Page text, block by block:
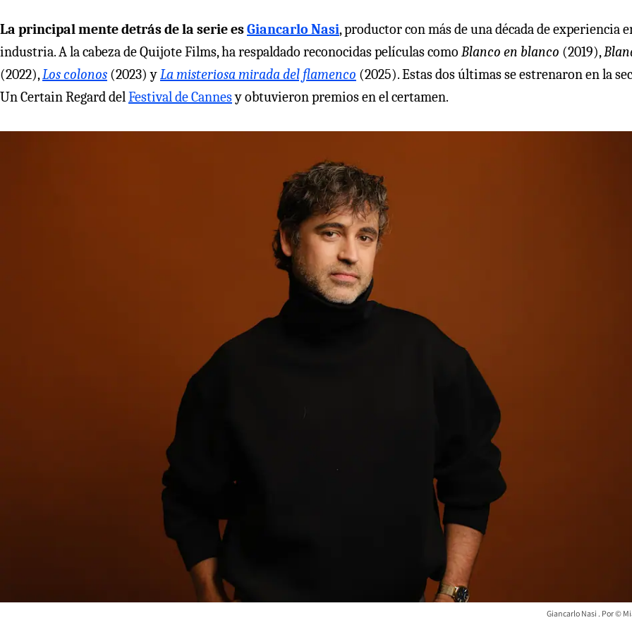
La principal mente detrás de la serie esGiancarlo Nasi, productor con más de una década de experiencia
industria. A la cabeza de Quijote Films, ha respaldado reconocidas películas como Blanco en blanco (2019),
(2022),Los colonos (2023) yLa misteriosa mirada del flamenco (2025). Estas dos últimas se estrenaron en la
Un Certain Regard delFestival de Cannesy obtuvieron premios en el certamen.
Giancarlo Nasi ©